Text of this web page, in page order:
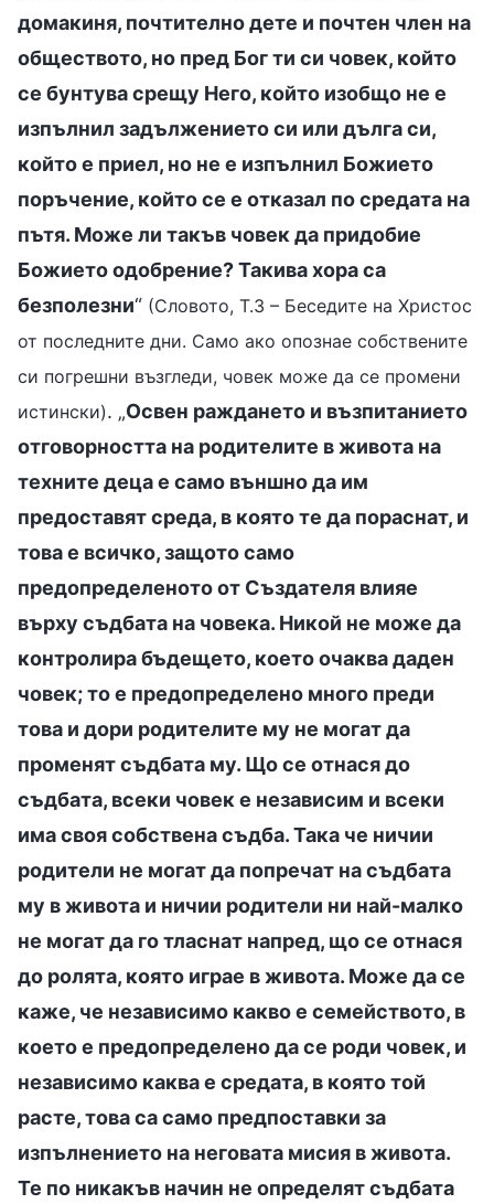
домакиня, почтително дете и почтен член на
обществото, но пред Бог ти си човек, който
се бунтува срещу Него, който изобщо не е
изпълнил задължението си или дълга си,
който е приел, но не е изпълнил Божието
поръчение, който се е отказал по средата на
пътя. Може ли такъв човек да придобие
Божието одобрение? Такива хора са
безполезни“ (Словото, Т.3 – Беседите на Христос
от последните дни. Само ако опознае собствените
си погрешни възгледи, човек може да се промени
истински). „Освен раждането и възпитанието
отговорността на родителите в живота на
техните деца е само външно да им
предоставят среда, в която те да пораснат, и
това е всичко, защото само
предопределеното от Създателя влияе
върху съдбата на човека. Никой не може да
контролира бъдещето, което очаква даден
човек; то е предопределено много преди
това и дори родителите му не могат да
променят съдбата му. Що се отнася до
съдбата, всеки човек е независим и всеки
има своя собствена съдба. Така че ничии
родители не могат да попречат на съдбата
му в живота и ничии родители ни най-малко
не могат да го тласнат напред, що се отнася
до ролята, която играе в живота. Може да се
каже, че независимо какво е семейството, в
което е предопределено да се роди човек, и
независимо каква е средата, в която той
расте, това са само предпоставки за
изпълнението на неговата мисия в живота.
Те по никакъв начин не определят съдбата